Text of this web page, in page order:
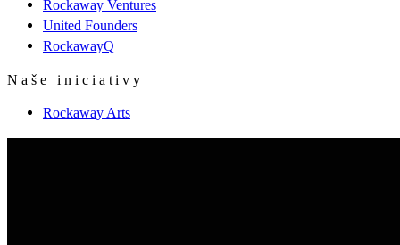
Rockaway Ventures
United Founders
RockawayQ
Naše iniciativy
Rockaway Arts